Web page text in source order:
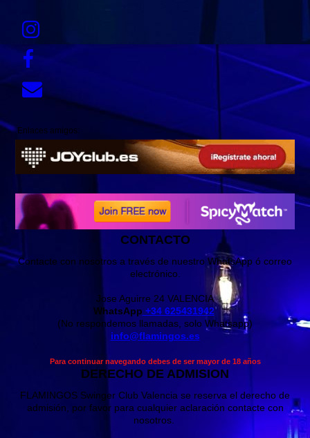
Enlaces amigos:
CONTACTO
Contacte con nosotros a través de nuestro WhatsApp ó correo
electrónico.
Jose Aguirre 24 VALENCIA
WhatsApp +34 625431942
(No respondemos llamadas, solo Whatsapp)
info@flamingos.es
Para continuar navegando debes de ser mayor de 18 años
DERECHO DE ADMISION
FLAMINGOS Swinger Club Valencia se reserva el derecho de
admisión, por favor para cualquier aclaración contacte con
nosotros.